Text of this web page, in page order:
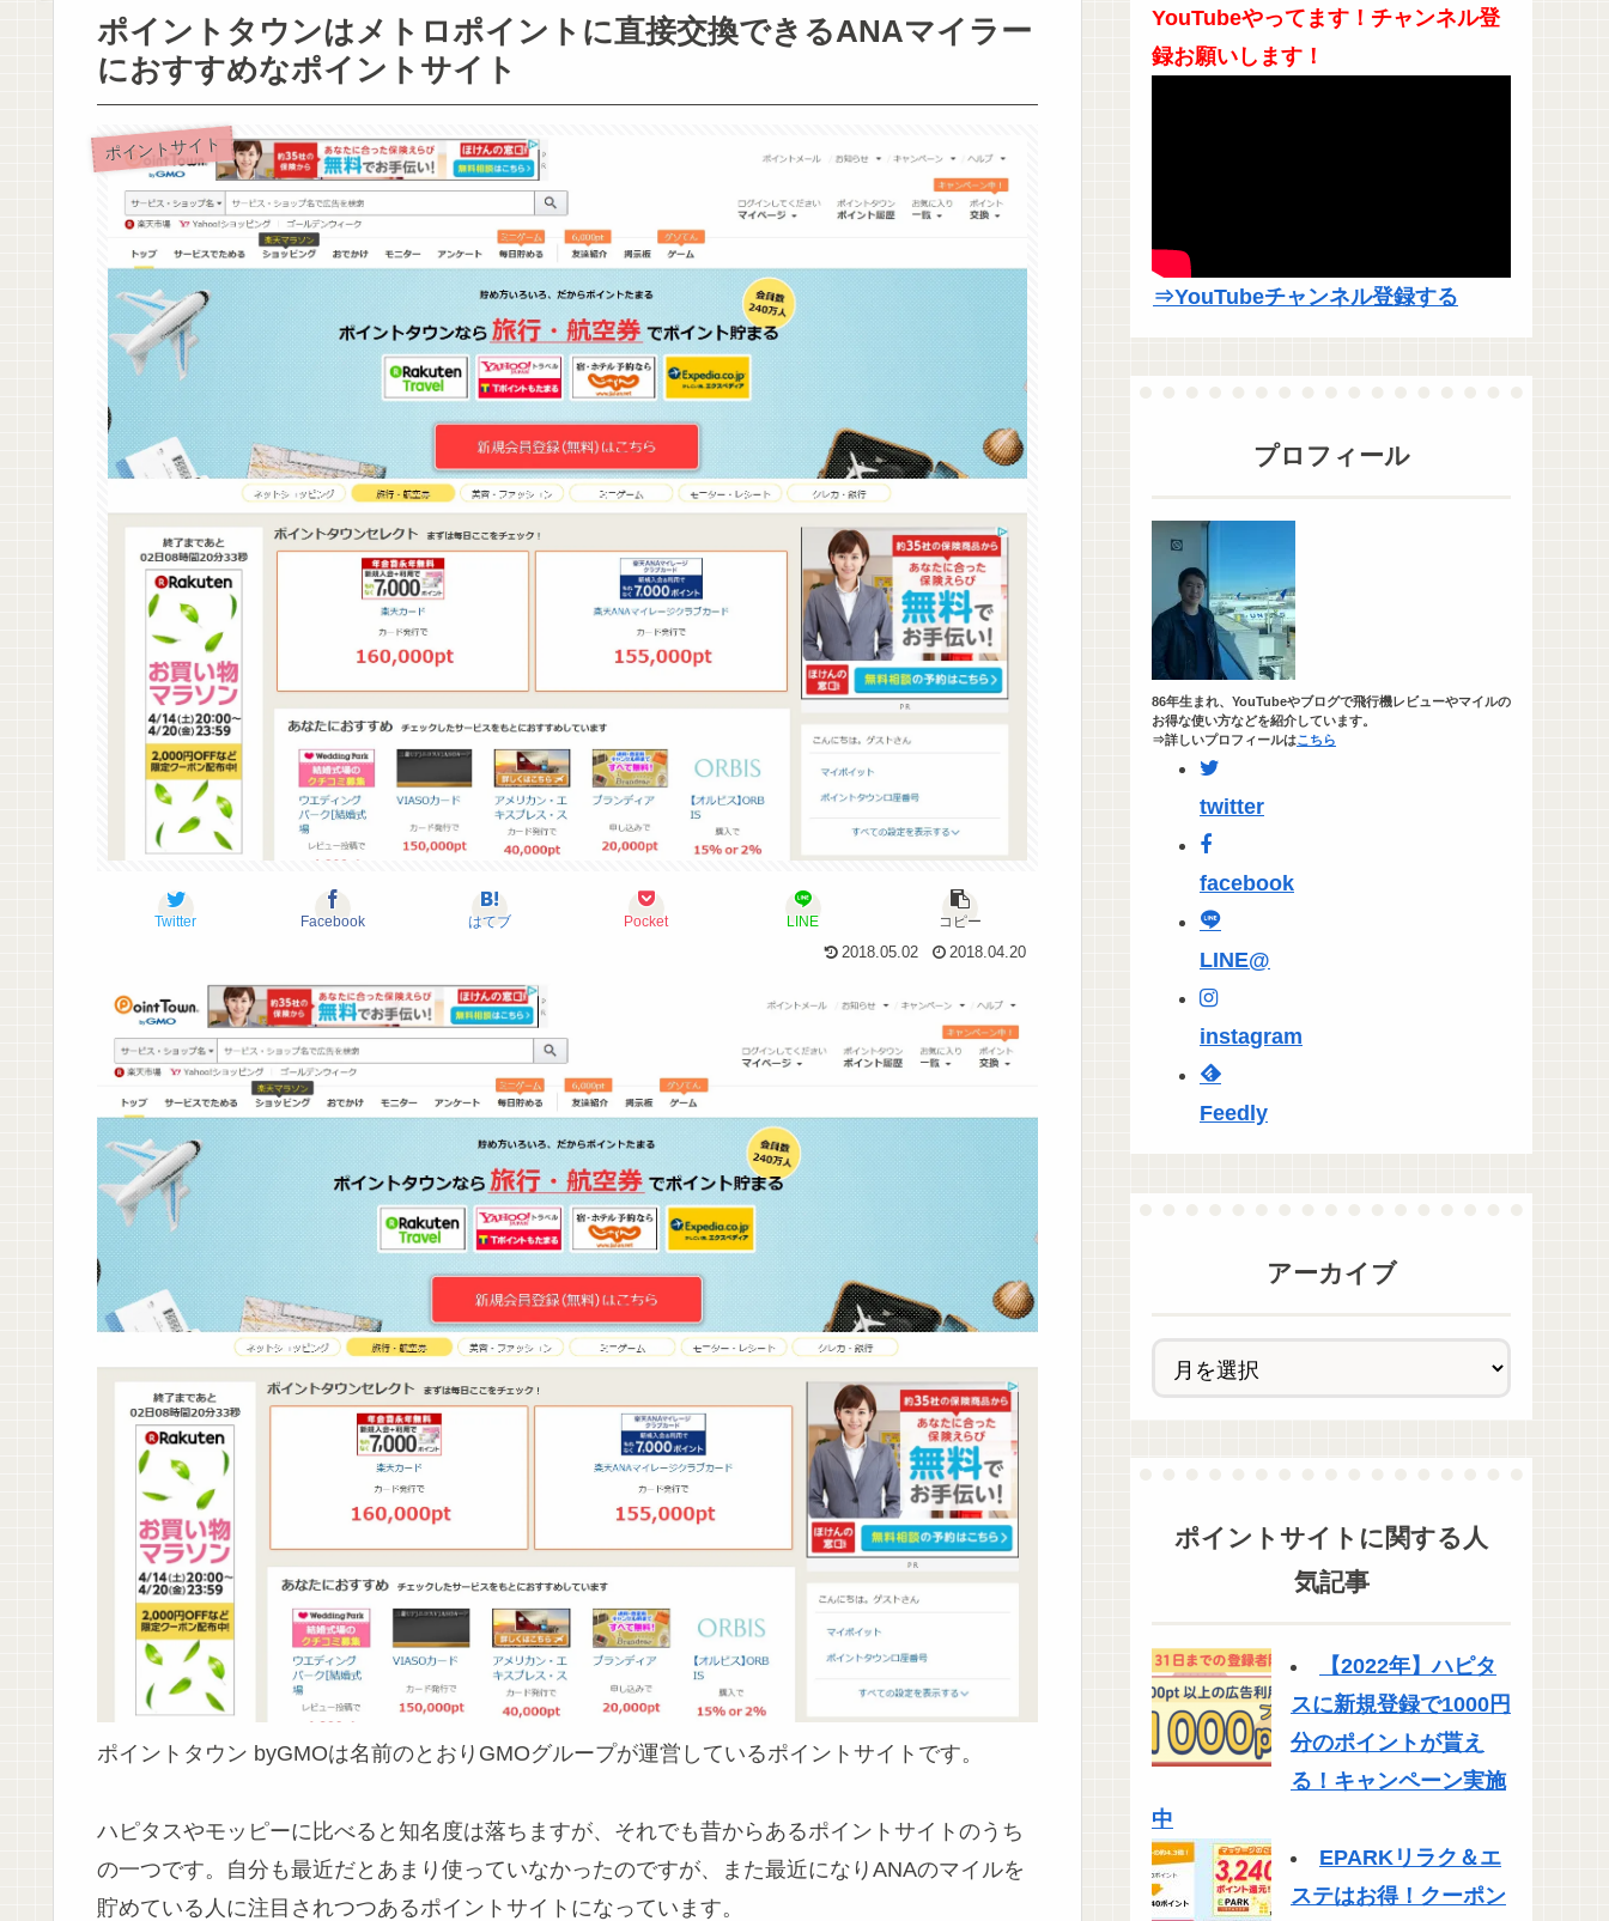
ポイントタウンはメトロポイントに直接交換できるANAマイラー
におすすめなポイントサイト
ポイントサイト
Twitter Facebook はてブ Pocket LINE
コピー
2018.05.02
2018.04.20
ポイントタウン byGMOは名前のとおりGMOグループが運営しているポイントサイトです。
ハピタスやモッピーに比べると知名度は落ちますが、それでも昔からあるポイントサイトのうち
の一つです。自分も最近だとあまり使っていなかったのですが、また最近になりANAのマイルを
貯めている人に注目されつつあるポイントサイトになっています。
YouTubeやってます！チャンネル登
録お願いします！
⇒YouTubeチャンネル登録する
プロフィール
86年生まれ、YouTubeやブログで飛行機レビューやマイルの
お得な使い方などを紹介しています。
⇒詳しいプロフィールはこちら
twitter
facebook
LINE@
instagram
Feedly
アーカイブ
ポイントサイト に関する人
気記事
【2022年】ハピタ
スに新規登録で1000円
分のポイントが貰え
る！キャンペーン実施
中
EPARKリラク＆エ
ステはお得！クーポン